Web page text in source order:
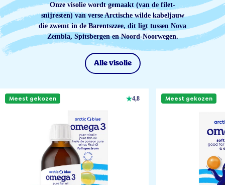
Onze visolie wordt gemaakt (van de filet-
snijresten) van verse Arctische wilde kabeljauw
die zwemt in de Barentszzee, dit ligt tussen Nova
Zembla, Spitsbergen en Noord-Noorwegen.
Alle visolie
Meest gekozen 4,8 Meest gekozen